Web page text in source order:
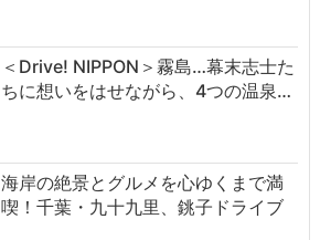
＜Drive! NIPPON＞霧島…幕末志士た
ちに想いをはせながら、4つの温泉…
海岸の絶景とグルメを心ゆくまで満
喫！千葉・九十九里、銚子ドライブ